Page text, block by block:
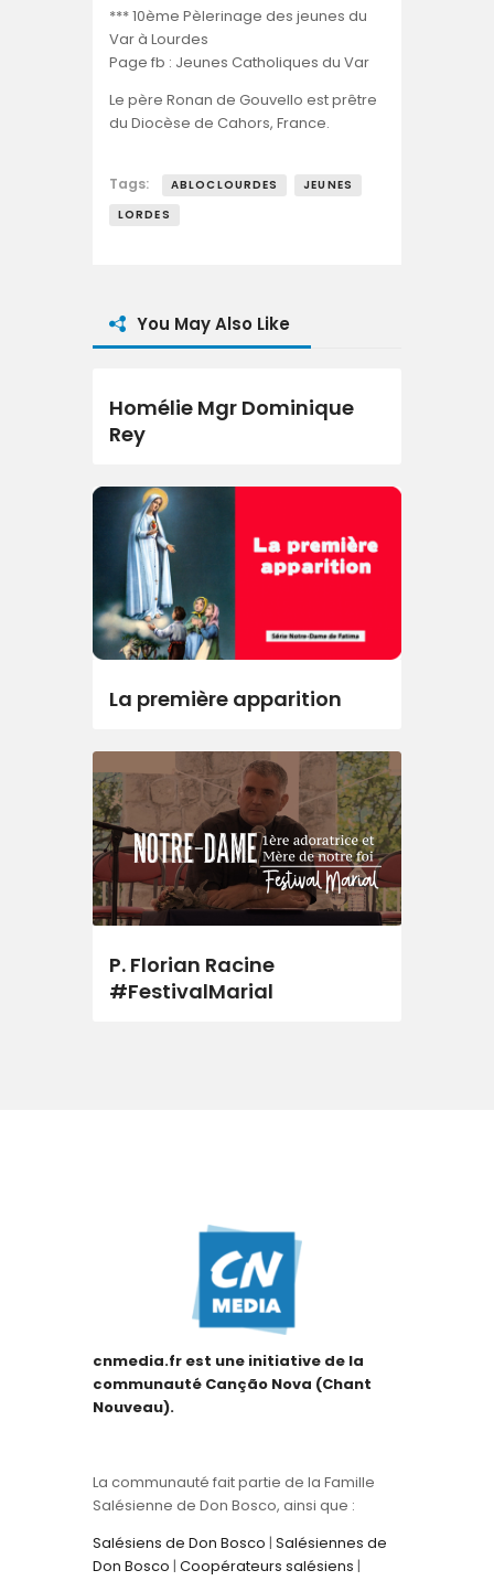
*** 10ème Pèlerinage des jeunes du
Var à Lourdes
Page fb : Jeunes Catholiques du Var
Le père Ronan de Gouvello est prêtre
du Diocèse de Cahors, France.
Tags: ABLOCLOURDES
JEUNES
LORDES
You May Also Like
Homélie Mgr Dominique
Rey
La première apparition
P. Florian Racine
#FestivalMarial
cnmedia.fr est une initiative de la
communauté Canção Nova (Chant
Nouveau).
La communauté fait partie de la Famille
Salésienne de Don Bosco, ainsi que :
Salésiens de Don Bosco | Salésiennes de
Don Bosco | Coopérateurs salésiens |